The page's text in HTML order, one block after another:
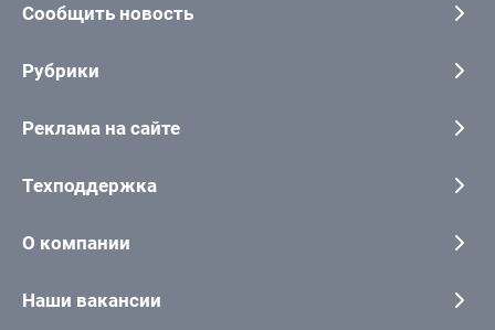
Сообщить новость
Рубрики
Реклама на сайте
Техподдержка
О компании
Наши вакансии